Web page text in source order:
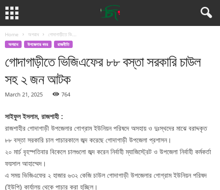
Home অপরাধ গোদাগাড়ীতে ভি...
অপরাধ উপজেলার খবর রাজনীতি
গোদাগাড়ীতে ভিজিএফের ৮৮ বস্তা সরকারি চাউল
সহ ২ জন আটক
March 21, 2025 764
সাইফুল ইসলাম, রাজশাহী :
রাজশাহীর গোদাগাড়ী উপজেলার গোগ্রাম ইউনিয়ন পরিষদে অসহায় ও দুঃস্থদের মাঝে বরাদ্দকৃত
৮৮ বস্তা সরকারি চাল পাচারকালে জব্দ করেছে গোদাগাড়ী উপজেলা প্রশাসন।
২০ মার্চ বৃহস্পতিবার বিকেলে চালগুলো জব্দ করেন নির্বাহী ম্যাজিস্ট্রেট ও উপজেলা নির্বাহী কর্মকর্তা
ফয়সাল আহাম্মেদ।
এ সময় ভিজিএফের ২ হাজার ৬৩২ কেজি চাউল গোদাগাড়ী উপজেলার গোগ্রাম ইউনিয়ন পরিষদ
(ইউপি) কার্যালয় থেকে পাচার করা হচ্ছিল।